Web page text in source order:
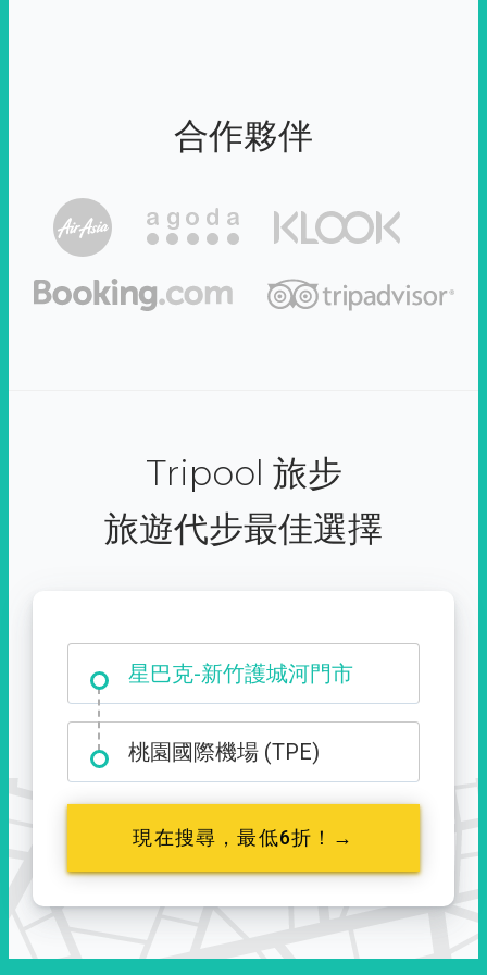
合作夥伴
Tripool 旅步
旅遊代步最佳選擇
星巴克-新竹護城河門市
大霸尖山登山口
桃園國際機場 (TPE)
現在搜尋，最低6折！→